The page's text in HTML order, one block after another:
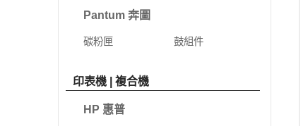
Pantum 奔圖
碳粉匣 鼓組件
印表機 | 複合機
HP 惠普